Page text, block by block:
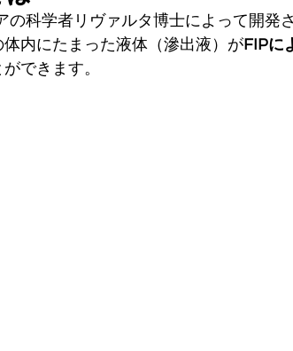
の科学者リヴァルタ博士によって開発
内にたまった液体（滲出液）がFIPに
できます。